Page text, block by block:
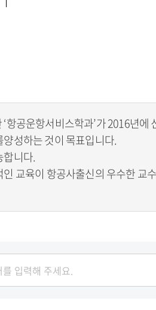
공운항서비스학과’가 2016년에
성하는 것이 목표입니다.
합니다.
교육이 항공사출신의 우수한 교